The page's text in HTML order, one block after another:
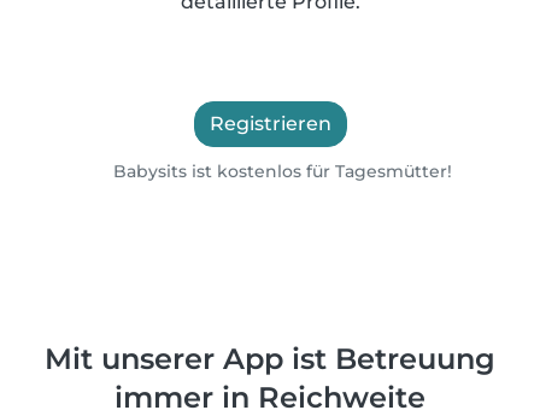
Registrieren
Babysits ist kostenlos für Tagesmütter!
Mit unserer App ist Betreuung
immer in Reichweite